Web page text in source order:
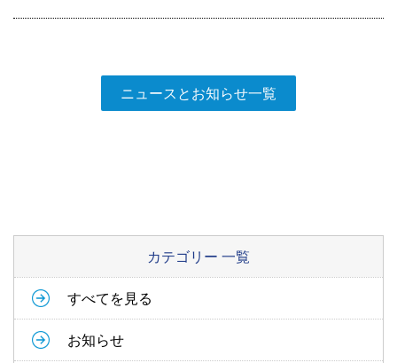
ニュースとお知らせ一覧
カテゴリー 一覧
すべてを見る
お知らせ